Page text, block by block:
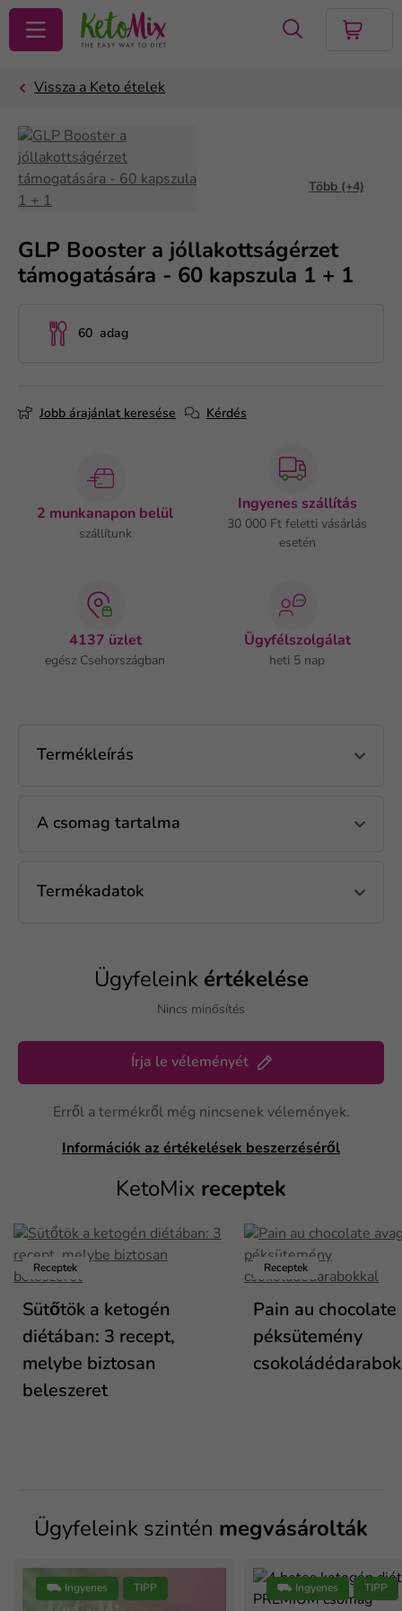
KERESÉS
Több (+4)
GLP Booster a jóllakottságérzet
támogatására - 60 kapszula 1 + 1
60 adag
Jobb árajánlat keresése Kérdés
2 munkanapon belül
szállítunk
Ingyenes szállítás
30 000 Ft feletti vásárlás
esetén
4137 üzlet
egész Csehországban
Ügyfélszolgálat
heti 5 nap
Termékleírás
A csomag tartalma
Termékadatok
Ügyfeleink értékelése
Nincs minősítés
Írja le véleményét
Erről a termékről még nincsenek vélemények.
Információk az értékelések beszerzéséről
KetoMix receptek
Receptek
Sütőtök a ketogén
diétában: 3 recept,
melybe biztosan
beleszeret
Receptek
Pain au chocolate
péksütemény
Ügyfeleink szintén megvásárolták
⛟ Ingyenes TIPP ⛟ Ingyenes TIPP